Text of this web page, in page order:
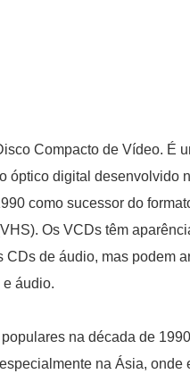
Compacto de Vídeo. É
óptico digital desenvolvido
como sucessor do
Os VCDs têm
CDs de áudio, mas podem
áudio.
na década de
na Ásia, onde